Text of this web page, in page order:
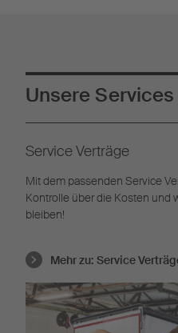
Unsere Services
Service Verträge
Mit dem passenden Service
Kontrolle über die Kosten und
bleiben!
Mehr zu: Service